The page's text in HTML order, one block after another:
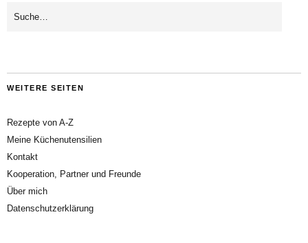
WEITERE SEITEN
Rezepte von A-Z
Meine Küchenutensilien
Kontakt
Kooperation, Partner und Freunde
Über mich
Datenschutzerklärung